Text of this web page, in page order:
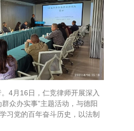
4月16日，仁竞律师开展深入
众办实事”主题活动，与德阳
习党的百年奋斗历史，以法制